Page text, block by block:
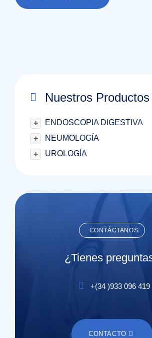
Nuestros Productos
+
ENDOSCOPIA DIGESTIVA
+
NEUMOLOGÍA
+
UROLOGÍA
CONTÁCTANOS
¿Tienes
+(34 )933 096 419
CONTACTO